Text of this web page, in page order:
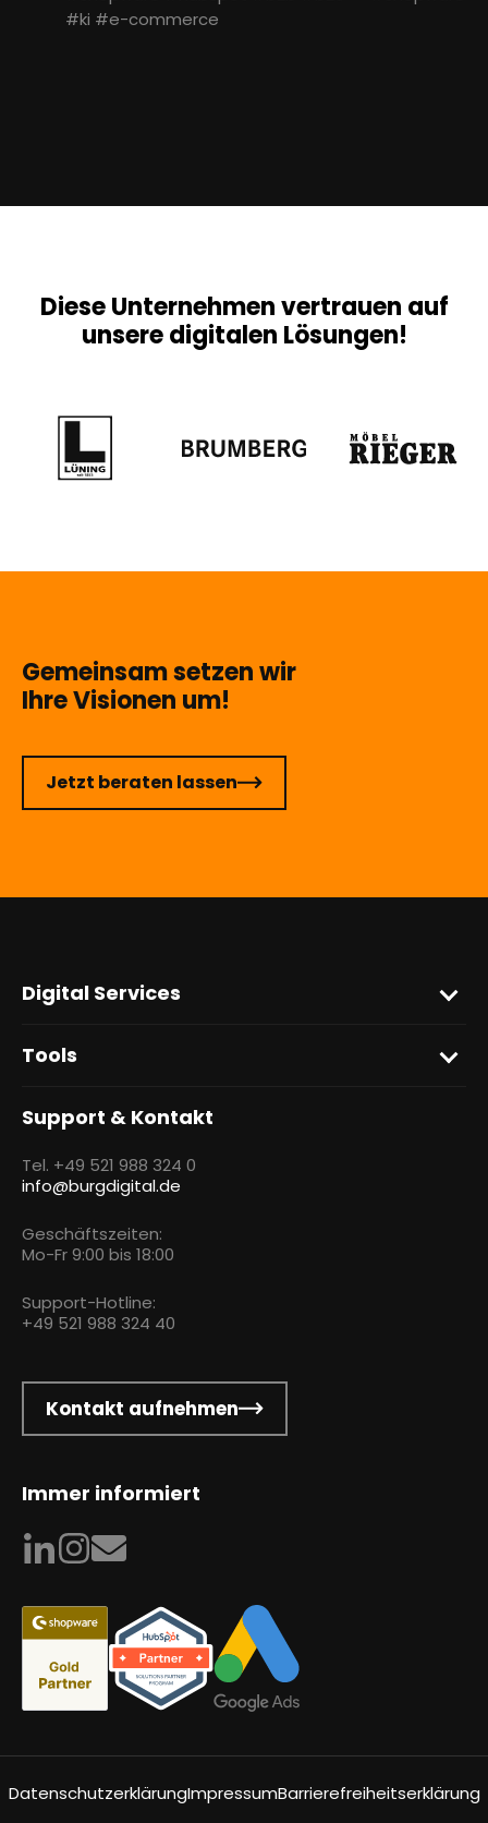
#ki #e-commerce
Diese Unternehmen vertrauen auf
unsere digitalen Lösungen!
Gemeinsam setzen wir
Ihre Visionen um!
Jetzt beraten lassen
Digital Services
Tools
Support & Kontakt
Tel. +49 521 988 324 0
info@burgdigital.de
Geschäftszeiten:
Mo-Fr 9:00 bis 18:00
Support-Hotline:
+49 521 988 324 40
Kontakt aufnehmen
Immer informiert
DatenschutzerklärungImpressumBarrierefreiheitserklärung